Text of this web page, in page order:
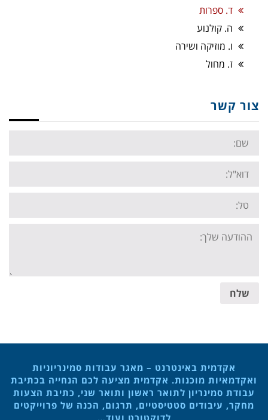
ד. ספרות
ה. קולנוע
ו. מוזיקה ושירה
ז. מחול
צור קשר
Name:
Email:
Tel:
Your
message:
שלח
אקדמית באינטרנט – מאגר עבודות סמינריוניות
ואקדמאיות מוכנות. אקדמית מציעה לכם הנחייה בכתיבת
עבודת סמינריון לתואר ראשון ותואר שני, כתיבת הצעות
מחקר, עיבודים סטטיסטיים, תרגום, הכנה של פרוייקטים
לדוקטורט ועוד…